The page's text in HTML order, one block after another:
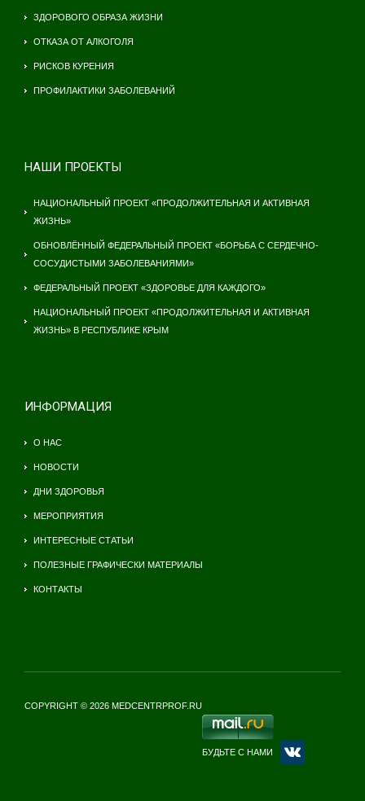
ЗДОРОВОГО ОБРАЗА ЖИЗНИ
ОТКАЗА ОТ АЛКОГОЛЯ
РИСКОВ КУРЕНИЯ
ПРОФИЛАКТИКИ ЗАБОЛЕВАНИЙ
НАШИ ПРОЕКТЫ
НАЦИОНАЛЬНЫЙ ПРОЕКТ «ПРОДОЛЖИТЕЛЬНАЯ И АКТИВНАЯ
ЖИЗНЬ»
ОБНОВЛЁННЫЙ ФЕДЕРАЛЬНЫЙ ПРОЕКТ «БОРЬБА С СЕРДЕЧНО-
СОСУДИСТЫМИ ЗАБОЛЕВАНИЯМИ»
ФЕДЕРАЛЬНЫЙ ПРОЕКТ «ЗДОРОВЬЕ ДЛЯ КАЖДОГО»
НАЦИОНАЛЬНЫЙ ПРОЕКТ «ПРОДОЛЖИТЕЛЬНАЯ И АКТИВНАЯ
ЖИЗНЬ» В РЕСПУБЛИКЕ КРЫМ
ИНФОРМАЦИЯ
О НАС
НОВОСТИ
ДНИ ЗДОРОВЬЯ
МЕРОПРИЯТИЯ
ИНТЕРЕСНЫЕ СТАТЬИ
ПОЛЕЗНЫЕ ГРАФИЧЕСКИ МАТЕРИАЛЫ
КОНТАКТЫ
COPYRIGHT © 2026 MEDCENTRPROF.RU
БУДЬТЕ С НАМИ